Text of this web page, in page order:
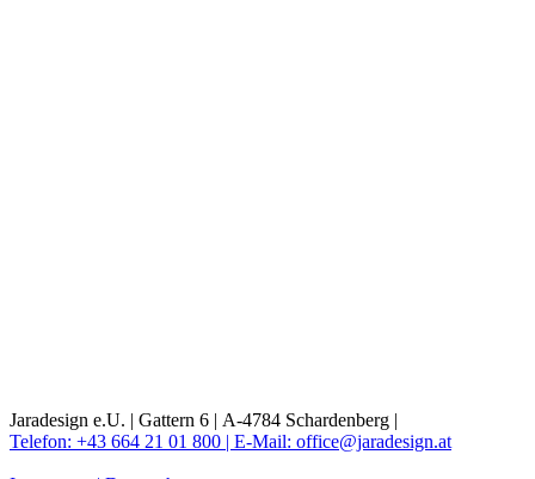
Jaradesign e.U. | Gattern 6 | A-4784 Schardenberg |
Telefon: +43 664 21 01 800 | E-Mail: office@jaradesign.at